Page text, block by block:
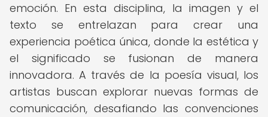
emoción. En esta disciplina, la imagen y el
texto se entrelazan para crear una
experiencia poética única, donde la estética y
el significado se fusionan de manera
innovadora. A través de la poesía visual, los
artistas buscan explorar nuevas formas de
comunicación, desafiando las convenciones